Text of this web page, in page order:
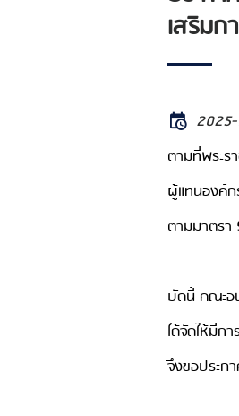
เสริม
ตามที่พระ
ผู้แทนองค์
ตามมาตรา
บัดนี้ คณะอ
ได้จัดให้มีก
จึงขอประก